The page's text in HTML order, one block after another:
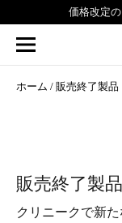
価格改定
ホーム 販売終了製品
販売終了製
クリニークで新